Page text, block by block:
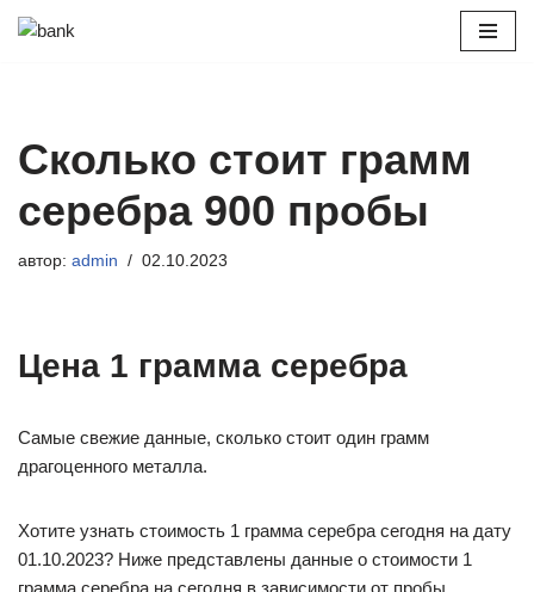
Сколько стоит грамм
серебра 900 пробы
автор: admin 02.10.2023
Цена 1 грамма серебра
Самые свежие данные, сколько стоит один грамм
драгоценного металла.
Хотите узнать стоимость 1 грамма серебра сегодня на дату
01.10.2023? Ниже представлены данные о стоимости 1
грамма серебра на сегодня в зависимости от пробы